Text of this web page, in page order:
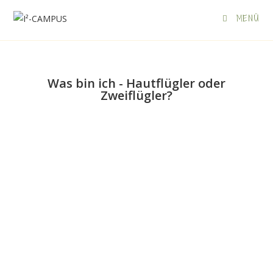
MENÜ
Was bin ich - Hautflügler oder
Zweiflügler?